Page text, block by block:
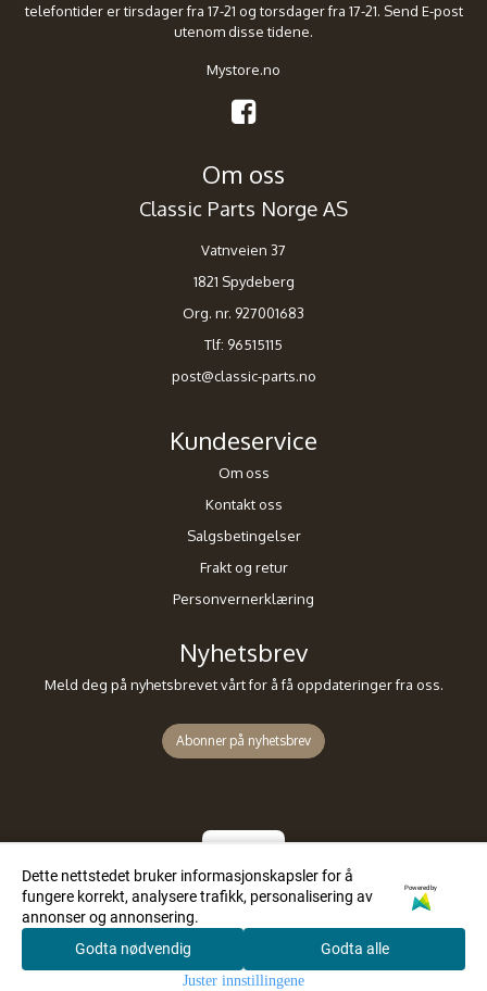
telefontider er tirsdager fra 17-21 og torsdager fra 17-21. Send E-post
utenom disse tidene.
Mystore.no
Om oss
Classic Parts Norge AS
Vatnveien 37
1821 Spydeberg
Org. nr. 927001683
Tlf: 96515115
post@classic-parts.no
Kundeservice
Om oss
Kontakt oss
Salgsbetingelser
Frakt og retur
Personvernerklæring
Nyhetsbrev
Meld deg på nyhetsbrevet vårt for å få oppdateringer fra oss.
Abonner på nyhetsbrev
Dette nettstedet bruker informasjonskapsler for å
fungere korrekt, analysere trafikk, personalisering av
annonser og annonsering.
Powered by
Godta nødvendig Godta alle
Juster innstillingene